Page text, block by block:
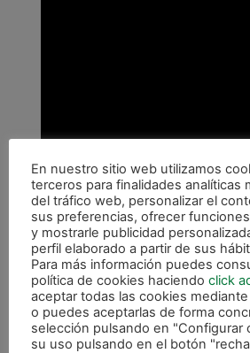
En nuestro sitio web utilizamos
terceros para finalidades analíticas
del tráfico web, personalizar el
sus preferencias, ofrecer
y mostrarle publicidad
perfil elaborado a partir de sus
Para más información puedes
política de cookies haciendo click
aceptar todas las cookies mediante
o puedes aceptarlas de forma
selección pulsando en "Configurar
su uso pulsando en el botón